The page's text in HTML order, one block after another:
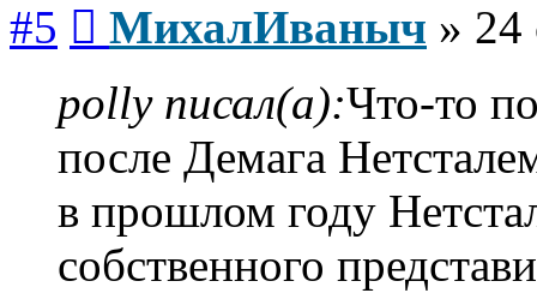
#5 МихалИваныч » 24
polly писал(а):Что-то
после Демага
в прошлом году
собственного